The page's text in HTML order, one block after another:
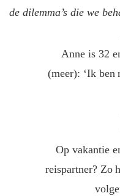
de dilemma’s die we
Anne is 32
(meer): ‘Ik ben
Op vakantie
reispartner? Zo